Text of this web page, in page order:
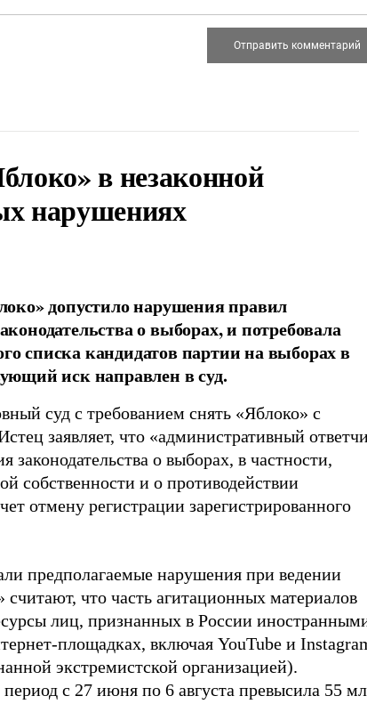
в незаконной
нарушениях
допустило нарушения правил
о выборах, и потребовала
списка кандидатов партии на выборах в
иск направлен в суд.
суд с требованием снять «Яблоко» с
заявляет, что «административный
о выборах, в частности,
собственности и о противодействии
отмену регистрации зарегистрированного
предполагаемые нарушения при ведении
что часть агитационных материалов
лиц, признанных в России
площадках, включая YouTube и
экстремистской организацией).
с 27 июня по 6 августа превысила 55